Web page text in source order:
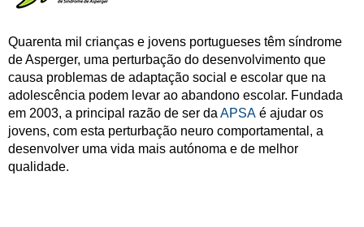
Quarenta mil crianças e jovens portugueses têm síndrome
de Asperger, uma perturbação do desenvolvimento que
causa problemas de adaptação social e escolar que na
adolescência podem levar ao abandono escolar. Fundada
em 2003, a principal razão de ser da APSA é ajudar os
jovens, com esta perturbação neuro comportamental, a
desenvolver uma vida mais autónoma e de melhor
qualidade.